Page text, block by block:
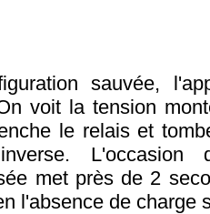
sauvée,
voit la tension
le relais et
L'occasion
met près de 2
l'absence de charge